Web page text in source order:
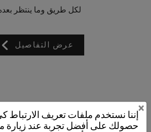
لكل طريق وما ينتظر
عرض التفاصيل
إننا نستخدم ملفات تعريف
حصولك على أفضل تجربة عند زيارة
×